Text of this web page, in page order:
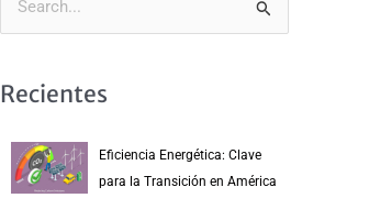
Recientes
Eficiencia Energética: Clave
para la Transición en América